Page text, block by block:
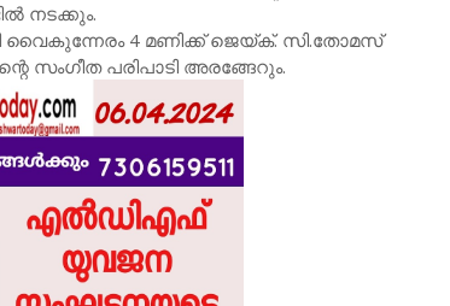
നടക്കും.
വൈകുന്നേരം 4 മണിക്ക് ജെയ്ക്. സി.തോമസ്
സംഗീത പരിപാടി അരങ്ങേറും.